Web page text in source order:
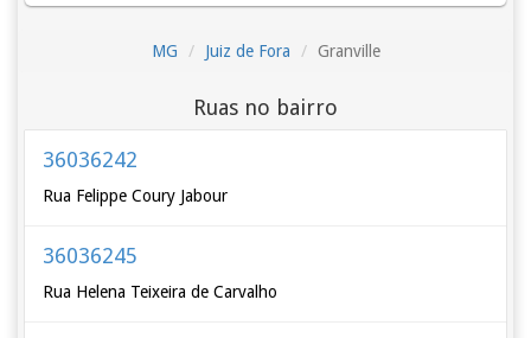
MG Juiz de Fora Granville
Ruas no bairro
36036242
Rua Felippe Coury Jabour
36036245
Rua Helena Teixeira de Carvalho